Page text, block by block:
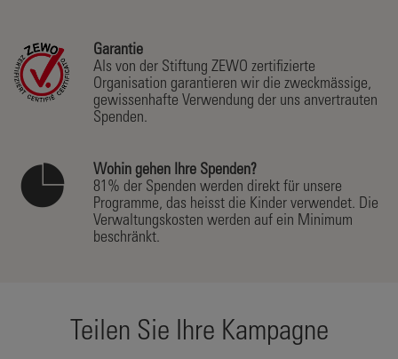
Garantie
Als von der Stiftung ZEWO zertifizierte
Organisation garantieren wir die zweckmässige,
gewissenhafte Verwendung der uns anvertrauten
Spenden.
Wohin gehen Ihre Spenden?
81% der Spenden werden direkt für unsere
Programme, das heisst die Kinder verwendet. Die
Verwaltungskosten werden auf ein Minimum
beschränkt.
Teilen Sie Ihre Kampagne